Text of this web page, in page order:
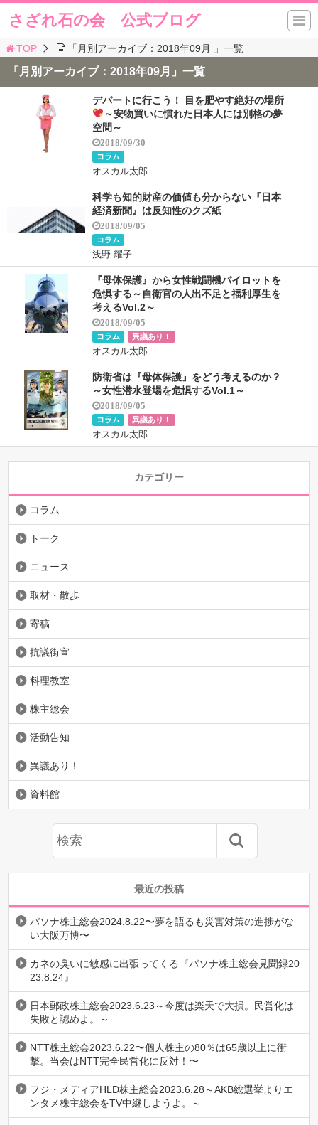
さざれ石の会 公式ブログ
TOP 「月別アーカイブ：2018年09月 」一覧
「月別アーカイブ：2018年09月」一覧
デパートに行こう！ 目を肥やす絶好の場所
～安物買いに慣れた日本人には別格の夢
空間～
2018/09/30
コラム
オスカル太郎
科学も知的財産の価値も分からない『日本
経済新聞』は反知性のクズ紙
2018/09/05
コラム
浅野 耀子
『母体保護』から女性戦闘機パイロットを
危惧する～自衛官の人出不足と福利厚生を
考えるVol.2～
2018/09/05
コラム 異議あり！
オスカル太郎
防衛省は『母体保護』をどう考えるのか？
～女性潜水登場を危惧するVol.1～
2018/09/05
コラム 異議あり！
オスカル太郎
カテゴリー
コラム
トーク
ニュース
取材・散歩
寄稿
抗議街宣
料理教室
株主総会
活動告知
異議あり！
資料館
最近の投稿
パソナ株主総会2024.8.22〜夢を語るも災害対策の進捗がな
い大阪万博〜
カネの臭いに敏感に出張ってくる『パソナ株主総会見聞録20
23.8.24』
日本郵政株主総会2023.6.23～今度は楽天で大損。民営化は
失敗と認めよ。～
NTT株主総会2023.6.22〜個人株主の80％は65歳以上に衝
撃。当会はNTT完全民営化に反対！〜
フジ・メディアHLD株主総会2023.6.28～AKB総選挙よりエ
ンタメ株主総会をTV中継しようよ。～